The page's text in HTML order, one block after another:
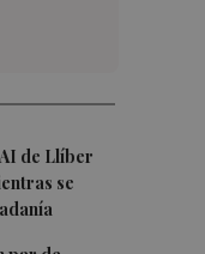
de Llíber
se